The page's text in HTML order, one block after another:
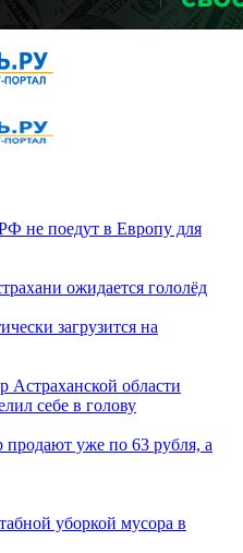
не поедут в Европу для
ожидается гололёд
загрузится на
Астраханской области
себе в голову
продают уже по 63 рубля, а
уборкой мусора в